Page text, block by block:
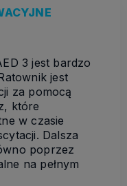
3 jest bardzo
jest
za pomocą
które
w czasie
Dalsza
poprzez
na pełnym